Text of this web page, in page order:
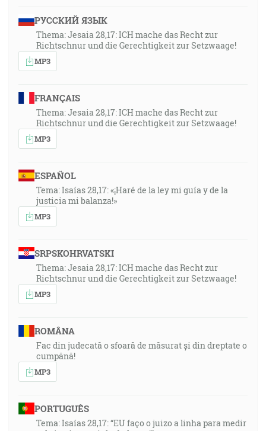
РУССКИЙ ЯЗЫК
Thema: Jesaia 28,17: ICH mache das Recht zur
Richtschnur und die Gerechtigkeit zur Setzwaage!
MP3
FRANÇAIS
Thema: Jesaia 28,17: ICH mache das Recht zur
Richtschnur und die Gerechtigkeit zur Setzwaage!
MP3
ESPAÑOL
Tema: Isaías 28,17: «¡Haré de la ley mi guía y de la
justicia mi balanza!»
MP3
SRPSKOHRVATSKI
Thema: Jesaia 28,17: ICH mache das Recht zur
Richtschnur und die Gerechtigkeit zur Setzwaage!
MP3
ROMÂNA
Fac din judecată o sfoară de măsurat și din dreptate o
cumpănă!
MP3
PORTUGUÊS
Tema: Isaías 28,17: “EU faço o juizo a linha para medir